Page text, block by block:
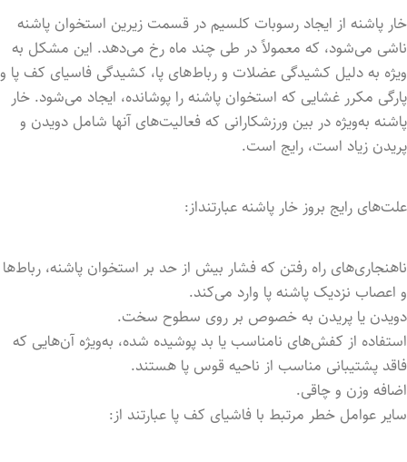
خار پاشنه از ایجاد رسوبات کلسیم در قسمت زیرین استخوان پاشنه
ناشی می‌شود، که معمولاً در طی چند ماه رخ می‌دهد. این مشکل به
ویژه به دلیل کشیدگی عضلات و رباط‌های پا، کشیدگی فاسیای کف پا و
پارگی مکرر غشایی که استخوان پاشنه را پوشانده، ایجاد می‌شود. خار
پاشنه به‌ویژه در بین ورزشکارانی که فعالیت‌های آنها شامل دویدن و
پریدن زیاد است، رایج است.
علت‌های رایج بروز خار پاشنه عبارتنداز:
ناهنجاری‌های راه رفتن که فشار بیش از حد بر استخوان پاشنه، رباط‌ها
و اعصاب نزدیک پاشنه پا وارد می‌کند.
دویدن یا پریدن به خصوص بر روی سطوح سخت.
استفاده از کفش‌های نامناسب یا بد پوشیده شده، به‌ویژه آن‌هایی که
فاقد پشتیبانی مناسب از ناحیه قوس پا هستند.
اضافه وزن و چاقی.
سایر عوامل خطر مرتبط با فاشیای کف پا عبارتند از: